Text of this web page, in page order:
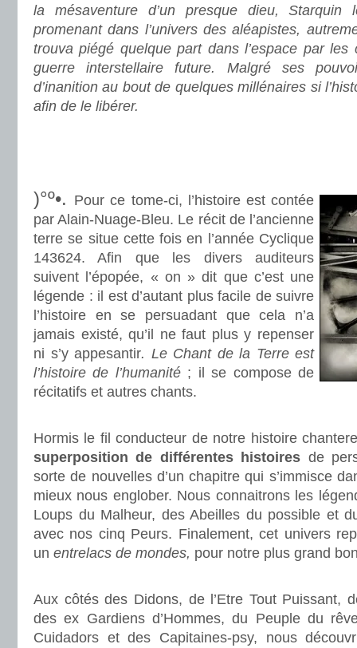
la mésaventure d’un presque dieu, Starquin
promenant dans l’univers des aléapistes,
trouva piégé quelque part dans l’espace par les
guerre interstellaire future. Malgré ses
d’inanition au bout de quelques millénaires si
afin de le libérer.
)°º•. Pour ce tome-ci, l’histoire est contée
par Alain-Nuage-Bleu. Le récit de l’ancienne
terre se situe cette fois en l’année Cyclique
143624. Afin que les divers auditeurs
suivent l’épopée, « on » dit que c’est une
légende : il est d’autant plus facile de suivre
l’histoire en se persuadant que cela n’a
jamais existé, qu’il ne faut plus y repenser
ni s’y appesantir. Le Chant de la Terre est
l’histoire de l’humanité; il se compose de
récitatifs et autres chants.
Hormis le fil conducteur de notre histoire
superposition de différentes histoires de
sorte de nouvelles d’un chapitre qui s’immisce
mieux nous englober. Nous connaitrons les
Loups du Malheur, des Abeilles du possible et
avec nos cinq Peurs. Finalement, cet univers
un entrelacs de mondes, pour notre plus grand
Aux côtés des Didons, de l’Etre Tout Puissant,
des ex Gardiens d’Hommes, du Peuple du
Cuidadors et des Capitaines-psy, nous